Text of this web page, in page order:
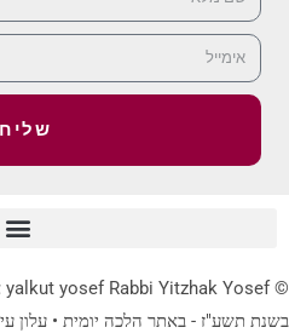
בשנת תשע"ז - באתר הלכה יומית • עלון